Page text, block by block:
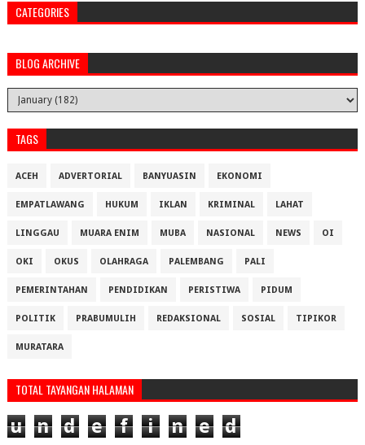
CATEGORIES
BLOG ARCHIVE
TAGS
ACEH ADVERTORIAL BANYUASIN EKONOMI
EMPATLAWANG HUKUM IKLAN KRIMINAL LAHAT
LINGGAU MUARA ENIM MUBA NASIONAL NEWS OI
OKI OKUS OLAHRAGA PALEMBANG PALI
PEMERINTAHAN PENDIDIKAN PERISTIWA PIDUM
POLITIK PRABUMULIH REDAKSIONAL SOSIAL TIPIKOR
MURATARA
TOTAL TAYANGAN HALAMAN
u n d e f i n e d